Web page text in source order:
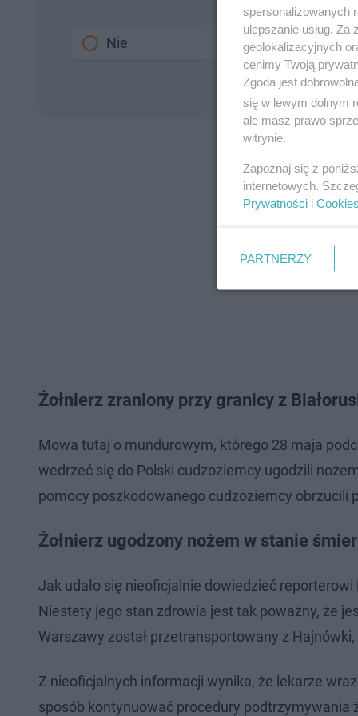
Nie
Żołnierz zraniony przy granicy z
Mowa tutaj o mundurowym, którego 28 maja
wedrzeć się do Polski cudzoziemcy ugodzili
pomocy poszkodowanego cudzoziemcy obrzucili
Żołnierz ugodzony nożem w stanie
Jak udało się nieoficjalnie dowiedzieć
Niestety jego stan zdrowia jest tak poważny, że
Warszawy został przetransportowany z
Z nieoficjalnych informacji wynika, że lekarze
sposób kontynuować procedury podtrzymywania
spersonalizowanych
ulepszanie usług.
geolokalizacyjnych
cenimy Twoją
Zgoda jest
się w lewym dolnym
ale masz prawo
witrynie.
Zapoznaj się z
internetowych.
Prywatności i Cookies
PARTNERZY